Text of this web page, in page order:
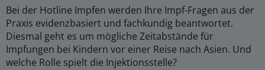
Bei der Hotline Impfen werden Ihre Impf-Fragen aus der
Praxis evidenzbasiert und fachkundig beantwortet.
Diesmal geht es um mögliche Zeitabstände für
Impfungen bei Kindern vor einer Reise nach Asien. Und
welche Rolle spielt die Injektionsstelle?